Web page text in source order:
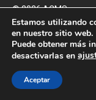
© 2026 ACMS.
Estamos utilizando
en nuestro sitio web.
Puede obtener más
desactivarlas en
Aceptar